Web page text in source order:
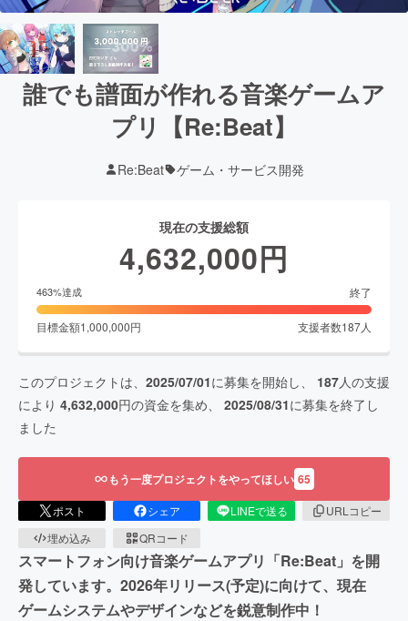
誰でも譜面が作れる音楽ゲームア
プリ【Re:Beat】
Re:Beat ゲーム・サービス開発
現在の支援総額
4,632,000円
463%達成 終了
目標金額1,000,000円 支援者数187人
このプロジェクトは、 2025/07/01に募集を開始し、 187人の支援
により 4,632,000円の資金を集め、 2025/08/31に募集を終了し
ました
もう一度プロジェクトをやってほしい 65
ポスト シェア LINEで送る
URLコピー
埋め込み
QRコード
スマートフォン向け音楽ゲームアプリ「Re:Beat」を開
発しています。2026年リリース(予定)に向けて、現在
ゲームシステムやデザインなどを鋭意制作中！